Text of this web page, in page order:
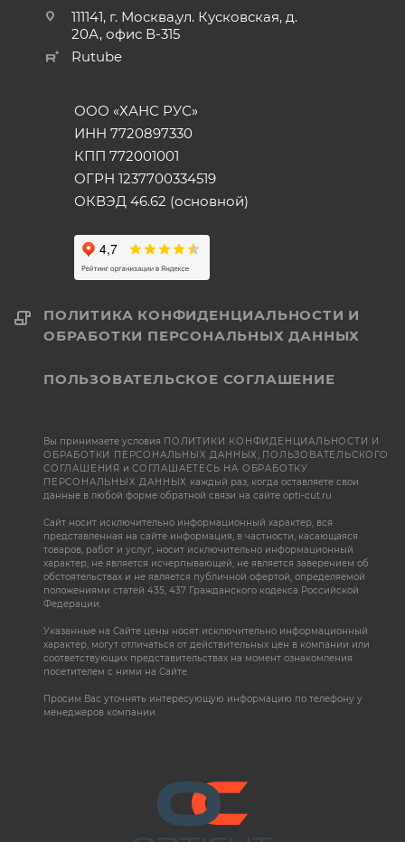
111141, г. Москва,ул. Кусковская, д.
20А, офис В-315
Rutube
ООО «ХАНС РУС»
ИНН 7720897330
КПП 772001001
ОГРН 1237700334519
ОКВЭД 46.62 (основной)
ПОЛИТИКА КОНФИДЕНЦИАЛЬНОСТИ И
ОБРАБОТКИ ПЕРСОНАЛЬНЫХ ДАННЫХ
ПОЛЬЗОВАТЕЛЬСКОЕ СОГЛАШЕНИЕ
Вы принимаете условия ПОЛИТИКИ КОНФИДЕНЦИАЛЬНОСТИ И
ОБРАБОТКИ ПЕРСОНАЛЬНЫХ ДАННЫХ, ПОЛЬЗОВАТЕЛЬСКОГО
СОГЛАШЕНИЯ иСОГЛАШАЕТЕСЬ НА ОБРАБОТКУ
ПЕРСОНАЛЬНЫХ ДАННЫХ каждый раз, когда оставляете свои
данные в любой форме обратной связи на сайте opti-cut.ru
Сайт носит исключительно информационный характер, вся
представленная на сайте информация, в частности, касающаяся
товаров, работ и услуг, носит исключительно информационный
характер, не является исчерпывающей, не является заверением об
обстоятельствах и не является публичной офертой, определяемой
положениями статей 435, 437 Гражданского кодекса Российской
Федерации.
Указанные на Сайте цены носят исключительно информационный
характер, могут отличаться от действительных цен в компании или
соответствующих представительствах на момент ознакомления
посетителем с ними на Сайте.
Просим Вас уточнять интересующую информацию по телефону у
менеджеров компании.